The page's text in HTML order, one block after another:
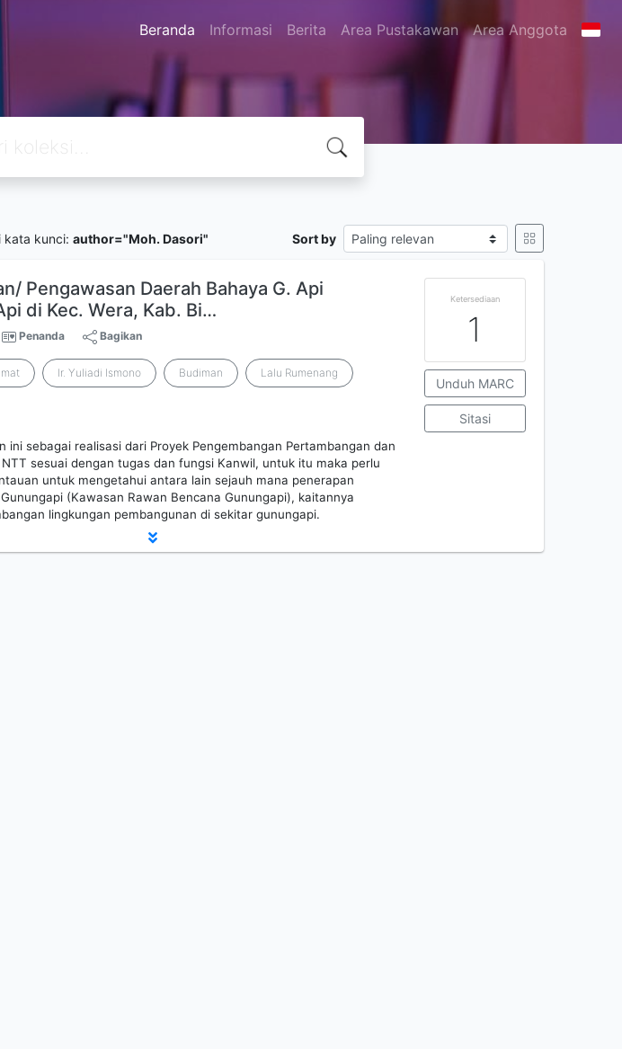
Beranda Informasi Berita Area Pustakawan Area Anggota
kata kunci: author="Moh. Dasori" Sort by
Pengawasan Daerah Bahaya G. Api
di Kec. Wera, Kab. Bi…
Penanda Bagikan
Ir. Yuliadi Ismono Budiman Lalu Rumenang
ini sebagai realisasi dari Proyek Pengembangan Pertambangan dan
NTT sesuai dengan tugas dan fungsi Kanwil, untuk itu maka perlu
untuk mengetahui antara lain sejauh mana penerapan
(Kawasan Rawan Bencana Gunungapi), kaitannya
lingkungan pembangunan di sekitar gunungapi.
Ketersediaan
1
Unduh MARC
Sitasi